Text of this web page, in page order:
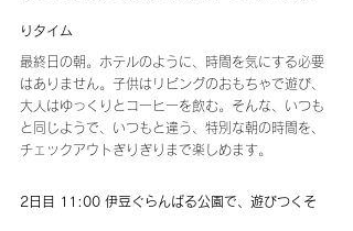
りタイム
最終日の朝。ホテルのように、時間を気にする必要
はありません。子供はリビングのおもちゃで遊び、
大人はゆっくりとコーヒーを飲む。そんな、いつも
と同じようで、いつもと違う、特別な朝の時間を、
チェックアウトぎりぎりまで楽しめます。
2日目 11:00 伊豆ぐらんぱる公園で、遊びつくそ